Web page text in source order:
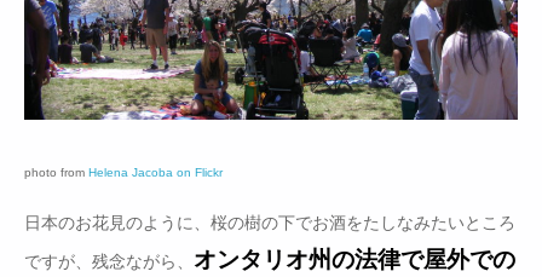
photo from Helena Jacoba on Flickr
日本のお花見のように、桜の樹の下でお酒をたしなみたいところ
ですが、残念ながら、 オンタリオ州の法律で屋外での